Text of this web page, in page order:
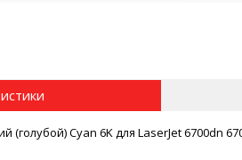
Cyan 6K для LaserJet 6700dn